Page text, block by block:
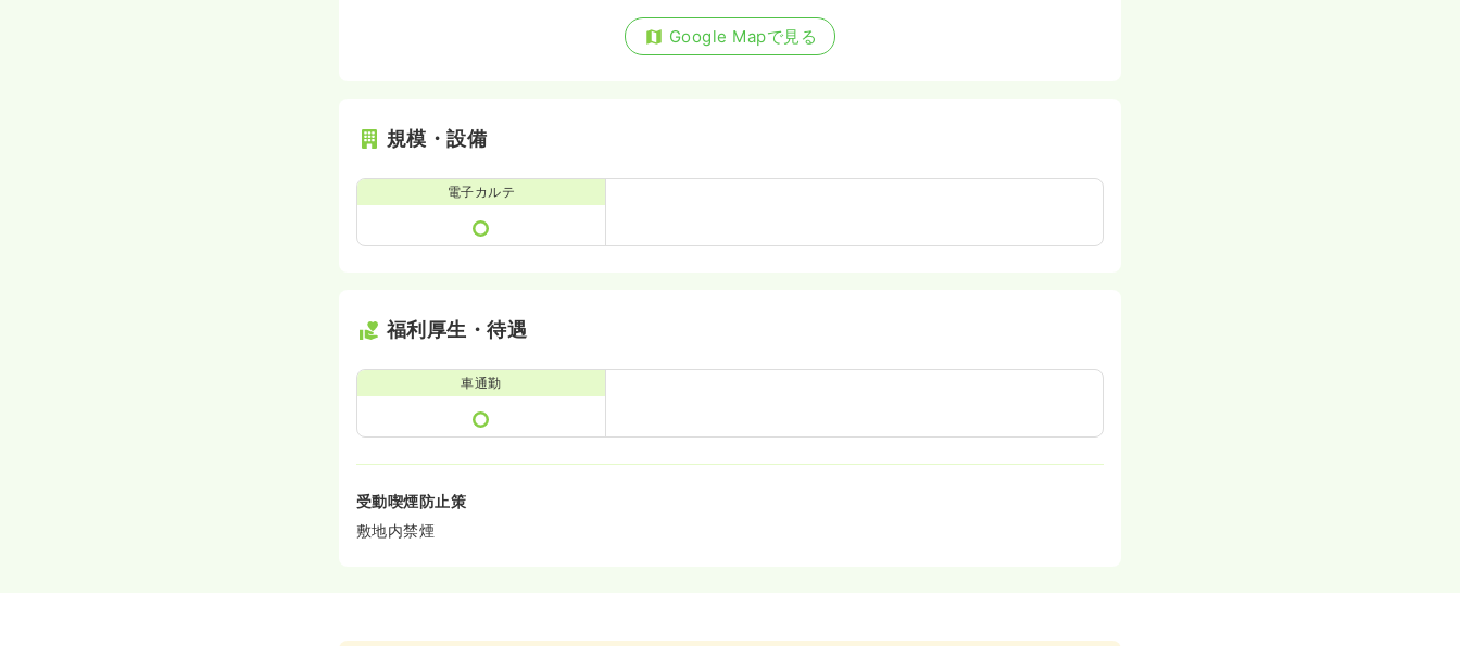
Google Mapで見る
規模・設備
電子カルテ
福利厚生・待遇
車通勤
受動喫煙防止策
敷地内禁煙